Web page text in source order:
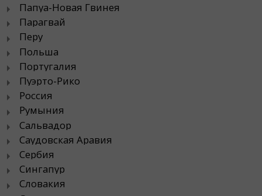
Папуа-Новая Гвинея
Парагвай
Перу
Польша
Португалия
Пуэрто-Рико
Россия
Румыния
Сальвадор
Саудовская Аравия
Сербия
Сингапур
Словакия